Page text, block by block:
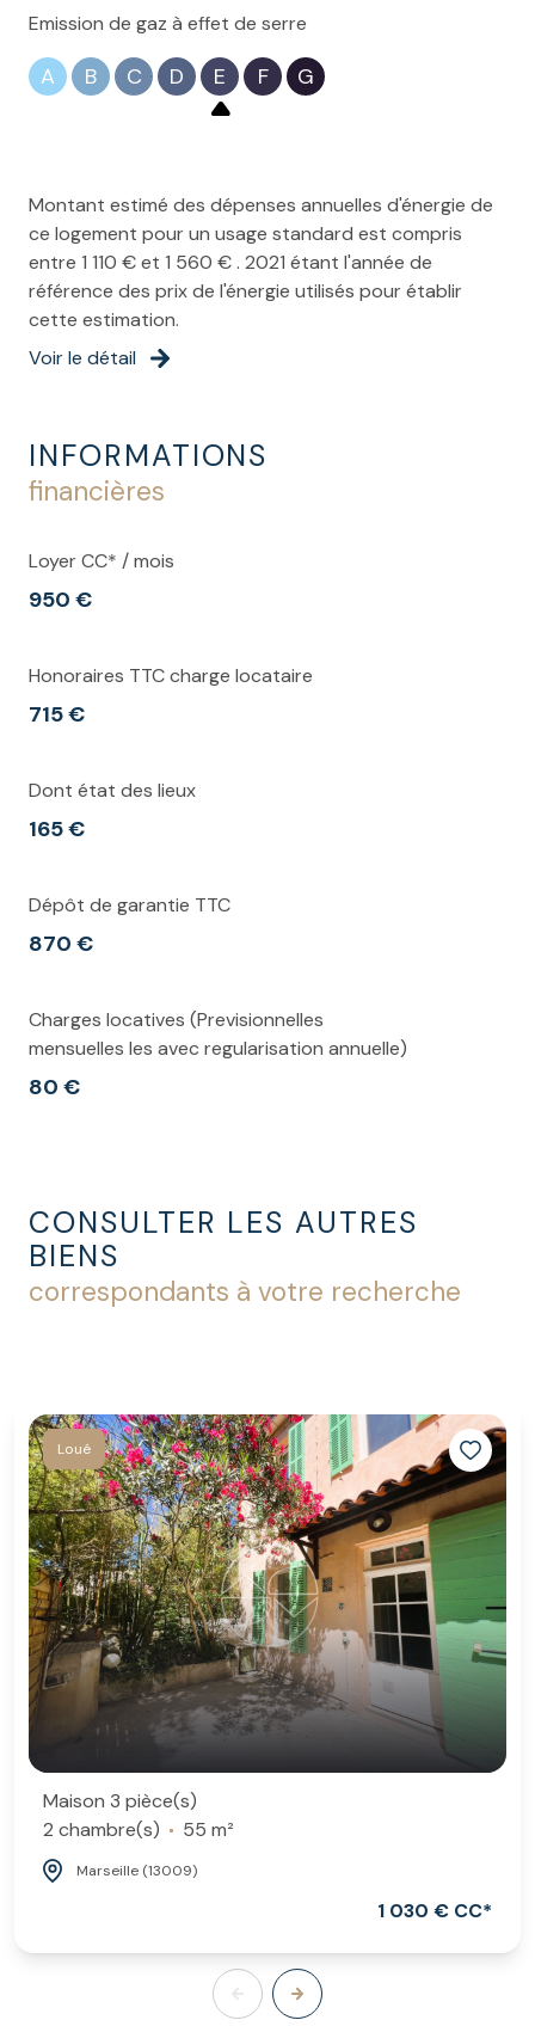
Emission de gaz à effet de serre
A B C D E F G
Montant estimé des dépenses annuelles d'énergie de
ce logement pour un usage standard est compris
entre 1 110 € et 1 560 € . 2021 étant l'année de
référence des prix de l'énergie utilisés pour établir
cette estimation.
Voir le détail
INFORMATIONS
financières
Loyer CC* / mois
950 €
Honoraires TTC charge locataire
715 €
Dont état des lieux
165 €
Dépôt de garantie TTC
870 €
Charges locatives (Previsionnelles
mensuelles les avec regularisation annuelle)
80 €
CONSULTER LES AUTRES
BIENS
correspondants à votre recherche
Loué
Maison 3 pièce(s)
2 chambre(s)
55 m²
Marseille (13009)
1 030 € CC*